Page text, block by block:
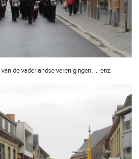
de vaderlandse verenigingen, ... enz.